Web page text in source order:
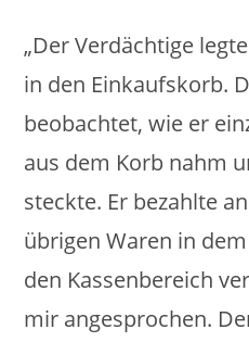
„Der Verdächtige
in den Einkaufskorb.
beobachtet, wie er
aus dem Korb nahm
steckte. Er bezahlte
übrigen Waren in
den Kassenbereich
mir angesprochen.